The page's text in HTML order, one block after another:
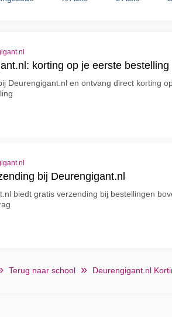
korting op je eerste bestelling
Deurengigant.nl en ontvang direct korting
bij Deurengigant.nl
biedt gratis verzending bij bestellingen
Terug naar school Deurengigant.nl